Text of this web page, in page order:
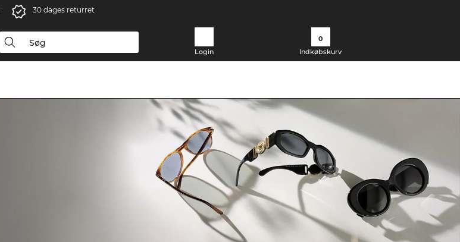
30 dages returret
Login
0
Indkøbskurv